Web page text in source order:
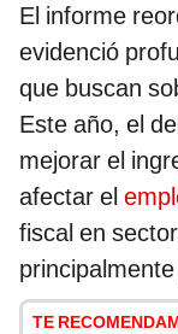
El informe
evidenció
que buscan
Este año, el
mejorar el
afectar el
fiscal en
TE